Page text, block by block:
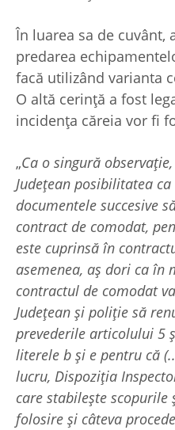
În luarea sa de cuvânt,
predarea
facă utilizând varianta
O altă cerință a fost
incidența căreia vor fi
„Ca o singură
Județean posibilitatea
documentele succesive
contract de comodat,
este cuprinsă în
asemenea, aș dori ca în
contractul de comodat
Județean și poliție să
prevederile articolului 5
literele b și e pentru că
lucru, Dispoziția
care stabilește
folosire și câteva